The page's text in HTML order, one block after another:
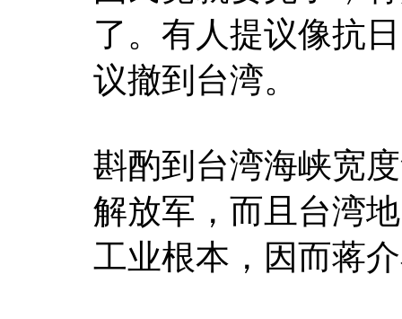
了。有人提议像抗
议撤到台湾。
斟酌到台湾海峡宽
解放军，而且台湾
工业根本，因而蒋